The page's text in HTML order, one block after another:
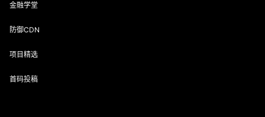
金融学堂
防御CDN
项目精选
首码投稿